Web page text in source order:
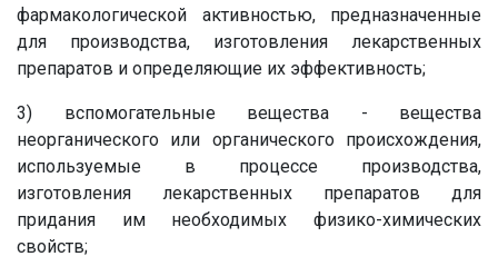
фармакологической активностью, предназначенные
для производства, изготовления лекарственных
препаратов и определяющие их эффективность;
3) вспомогательные вещества - вещества
неорганического или органического происхождения,
используемые в процессе производства,
изготовления лекарственных препаратов для
придания им необходимых физико-химических
свойств;